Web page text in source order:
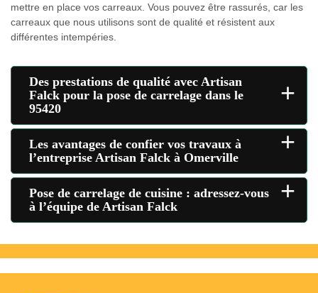
mettre en place vos carreaux. Vous pouvez être rassurés, car les
carreaux que nous utilisons sont de qualité et résistent aux
différentes intempéries.
Des prestations de qualité avec Artisan
Falck pour la pose de carrelage dans le
95420
+
Les avantages de confier vos travaux à
l’entreprise Artisan Falck à Omerville
+
Pose de carrelage de cuisine : adressez-vous
à l’équipe de Artisan Falck
+